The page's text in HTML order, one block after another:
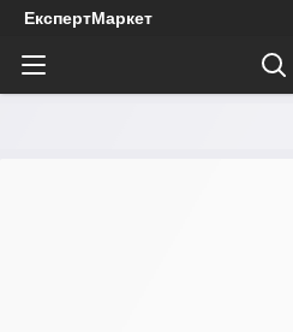
ЕкспертМаркет